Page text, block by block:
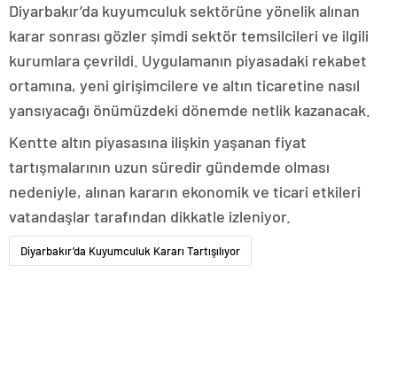
Diyarbakır’da kuyumculuk sektörüne yönelik alınan
karar sonrası gözler şimdi sektör temsilcileri ve ilgili
kurumlara çevrildi. Uygulamanın piyasadaki rekabet
ortamına, yeni girişimcilere ve altın ticaretine nasıl
yansıyacağı önümüzdeki dönemde netlik kazanacak.
Kentte altın piyasasına ilişkin yaşanan fiyat
tartışmalarının uzun süredir gündemde olması
nedeniyle, alınan kararın ekonomik ve ticari etkileri
vatandaşlar tarafından dikkatle izleniyor.
Diyarbakır’da Kuyumculuk Kararı Tartışılıyor